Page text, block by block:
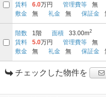
賃料 6.0万円 管理費等
無
敷金
無 礼金 無 保証金
階数 1階 面積 33.00m2
賃料 5.0万円 管理費等
無
敷金
無 礼金 無 保証金
チェックした物件を